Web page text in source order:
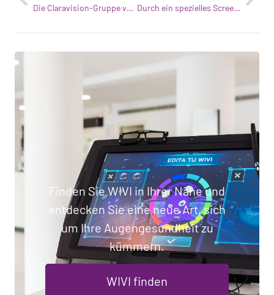
Die Claravision-Gruppe verwendet die WIVI Vision-Technologie in ihren Optiken Durch ein spezielles Screening werden bei mehr als der Hälfte der Kinder Sehprobleme erkannt
Finden Sie WIVI in Ihrer Nähe und
entdecken Sie eine neue Art, sich
um Ihre Augengesundheit zu
kümmern.
WIVI finden